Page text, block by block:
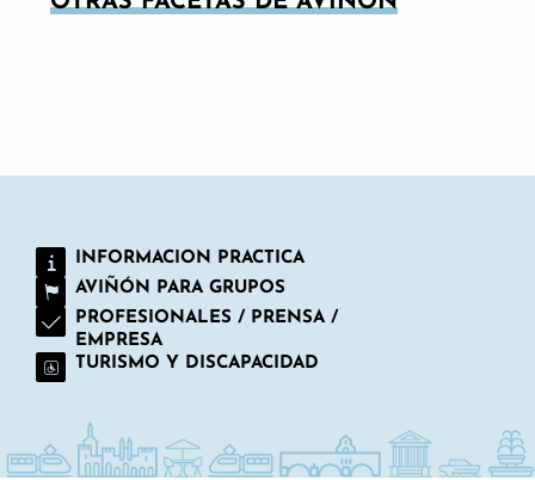
INFORMACION PRACTICA
AVIÑÓN PARA GRUPOS
PROFESIONALES / PRENSA /
EMPRESA
TURISMO Y DISCAPACIDAD